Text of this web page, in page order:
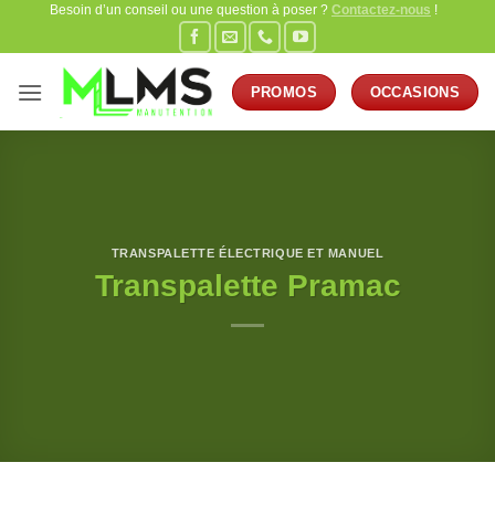
PasserBesoin d’un conseil ou une question à poser ? Contactez-nous !
PROMOS OCCASIONS
TRANSPALETTE ÉLECTRIQUE ET MANUEL
Transpalette Pramac